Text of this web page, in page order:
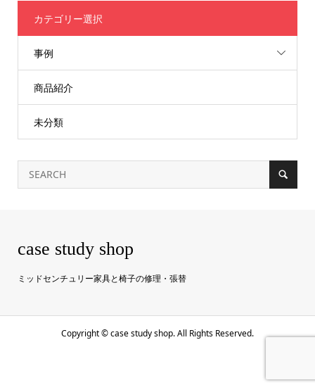
カテゴリー選択
事例
商品紹介
未分類
case study shop
ミッドセンチュリー家具と椅子の修理・張替
Copyright ©case study shop. All Rights Reserved.